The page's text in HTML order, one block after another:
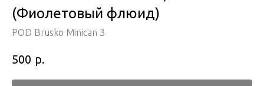
(Фиолетовый флюид)
POD Brusko Minican 3
500 р.